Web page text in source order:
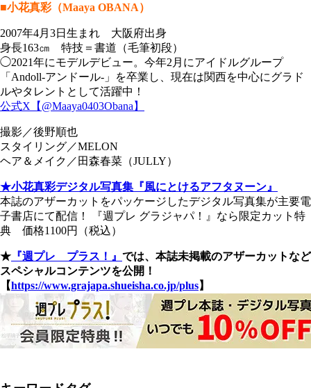
■小花真彩（Maaya OBANA）
2007年4月3日生まれ 大阪府出身
身長163㎝ 特技＝書道（毛筆初段）
◯2021年にモデルデビュー。今年2月にアイドルグループ
「Andoll-アンドール-」を卒業し、現在は関西を中心にグラド
ルやタレントとして活躍中！
公式X【@Maaya0403Obana】
撮影／後野順也
スタイリング／MELON
ヘア＆メイク／田森春菜（JULLY）
★小花真彩デジタル写真集『風にとけるアフタヌーン』
本誌のアザーカットをパッケージしたデジタル写真集が主要電
子書店にて配信！ 『週プレ グラジャパ！』なら限定カット特
典 価格1100円（税込）
★ 『週プレ プラス！』 では、本誌未掲載のアザーカットなど
スペシャルコンテンツを公開！
【https://www.grajapa.shueisha.co.jp/plus】